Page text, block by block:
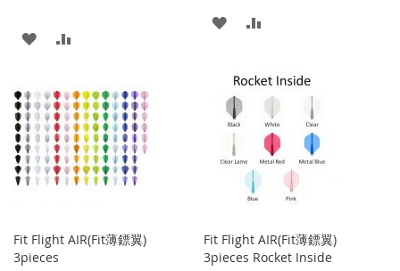
添
到
收
藏
並
比
較
添
到
收
藏
並
比
較
Fit Flight AIR(Fit薄鏢翼)
3pieces
Fit Flight AIR(Fit薄鏢翼)
3pieces Rocket Inside